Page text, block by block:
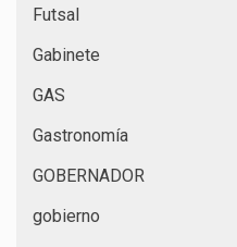
Futsal
Gabinete
GAS
Gastronomía
GOBERNADOR
gobierno